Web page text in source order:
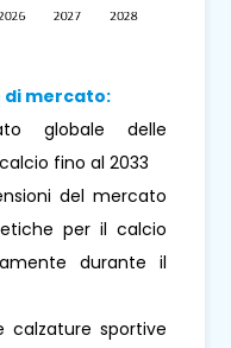
di mercato:
globale delle
fino al 2033
del mercato
per il calcio
durante il
calzature sportive